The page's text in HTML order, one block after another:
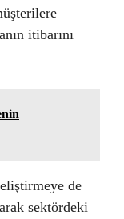
itibarını
de
sektördeki